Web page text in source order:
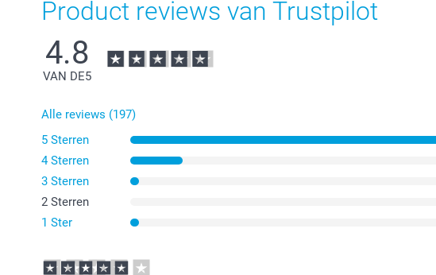
Product reviews van Trustpilot
4.8
VAN DE5
Alle reviews (197)
5 Sterren
4 Sterren
3 Sterren
2 Sterren
1 Ster